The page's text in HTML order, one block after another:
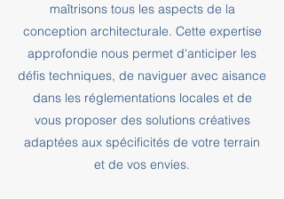
maîtrisons tous les aspects de la
conception architecturale. Cette expertise
approfondie nous permet d'anticiper les
défis techniques, de naviguer avec aisance
dans les réglementations locales et de
vous proposer des solutions créatives
adaptées aux spécificités de votre terrain
et de vos envies.